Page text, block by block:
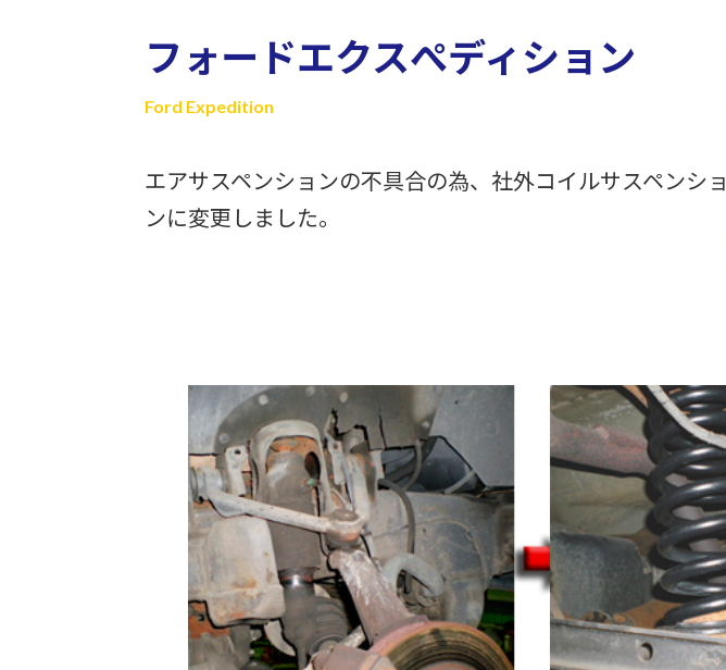
フォードエクスぺディション
Ford Expedition
エアサスペンションの不具合の為、社外コイルサスペンショ
ンに変更しました。